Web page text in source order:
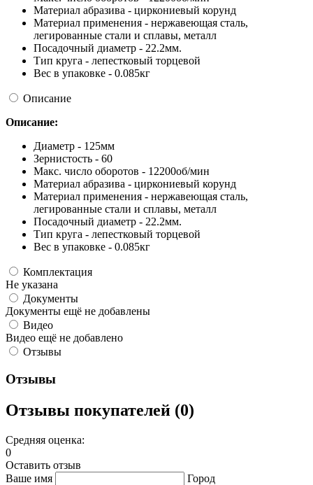
Материал абразива - циркониевый корунд
Материал применения - нержавеющая сталь,
легированные стали и сплавы, металл
Посадочный диаметр - 22.2мм.
Тип круга - лепестковый торцевой
Вес в упаковке - 0.085кг
Описание
Описание:
Диаметр - 125мм
Зернистость - 60
Макс. число оборотов - 12200об/мин
Материал абразива - циркониевый корунд
Материал применения - нержавеющая сталь,
легированные стали и сплавы, металл
Посадочный диаметр - 22.2мм.
Тип круга - лепестковый торцевой
Вес в упаковке - 0.085кг
Комплектация
Не указана
Документы
Документы ещё не добавлены
Видео
Видео ещё не добавлено
Отзывы
Отзывы
Отзывы покупателей (0)
Средняя оценка:
0
Оставить отзыв
Ваше имя
Город